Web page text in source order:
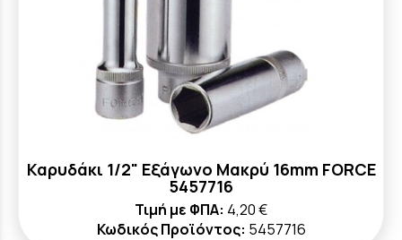
Καρυδάκι 1/2" Εξάγωνο Μακρύ 16mm FORCE
5457716
Τιμή με ΦΠΑ: 4,20 €
Κωδικός Προϊόντος: 5457716